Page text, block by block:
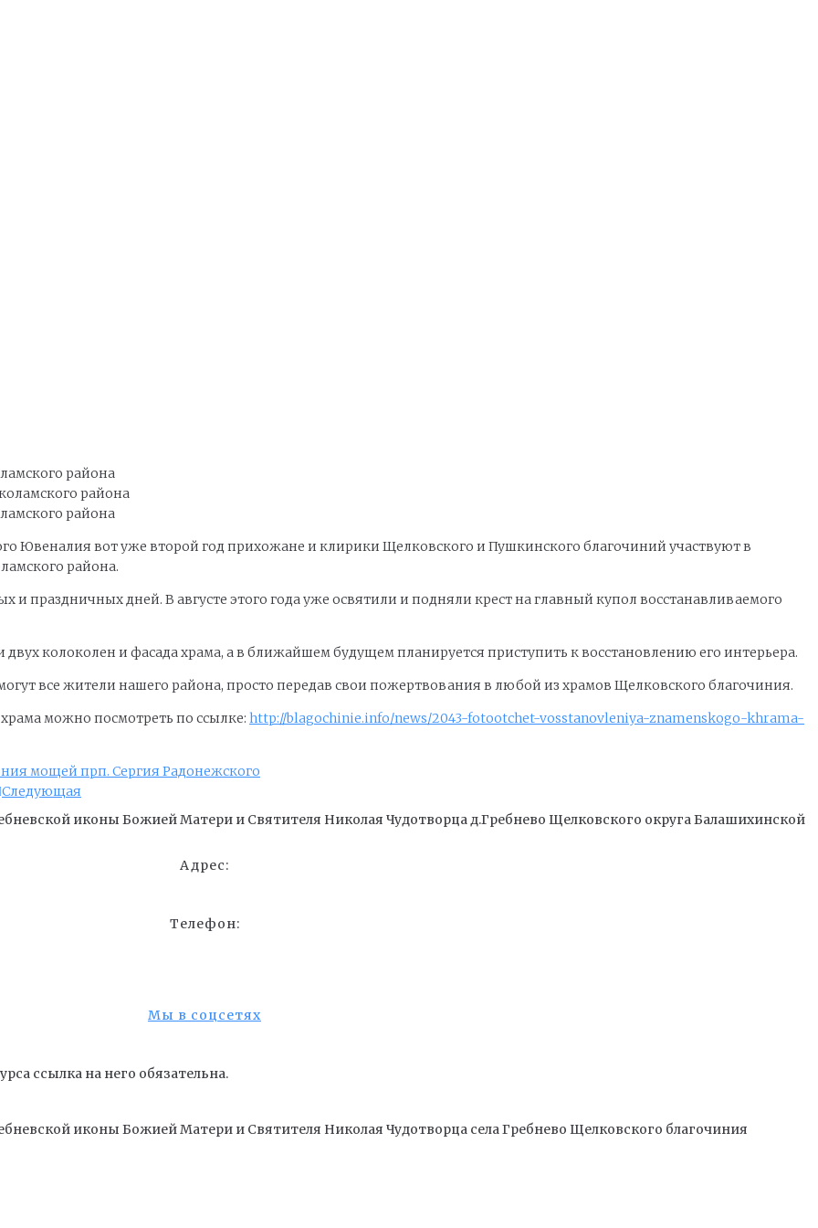
района
района
Ювеналия вот уже второй год прихожане и клирики Щелковского и Пушкинского благочиний участвуют в
района.
праздничных дней. В августе этого года уже освятили и подняли крест на главный купол восстанавливаемого
колоколен и фасада храма, а в ближайшем будущем планируется приступить к восстановлению его интерьера.
все жители нашего района, просто передав свои пожертвования в любой из храмов Щелковского благочиния.
можно посмотреть по ссылке: http://blagochinie.info/news/2043-fotootchet-vosstanovleniya-znamenskogo-khrama-
мощей прп. Сергия Радонежского
Следующая
иконы Божией Матери и Cвятителя Николая Чудотворца д.Гребнево Щелковского округа Балашихинской
Адрес:
Телефон:
Мы в соцсетях
ссылка на него обязательна.
иконы Божией Матери и Cвятителя Николая Чудотворца села Гребнево Щелковского благочиния